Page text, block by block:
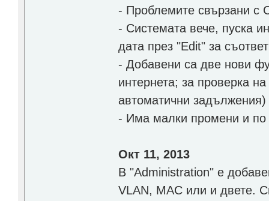
- Проблемите свързани с
- Системата вече, пуска
дата през "Edit" за
- Добавени са две нови
интернета; за проверка
автоматични задължения)
- Има малки промени и по
Окт 11, 2013
В "Administration" е
VLAN, MAC или и двете.